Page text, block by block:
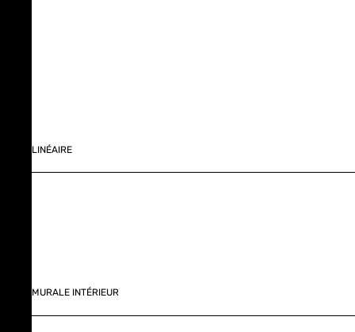
LINÉAIRE
MURALE INTÉRIEUR